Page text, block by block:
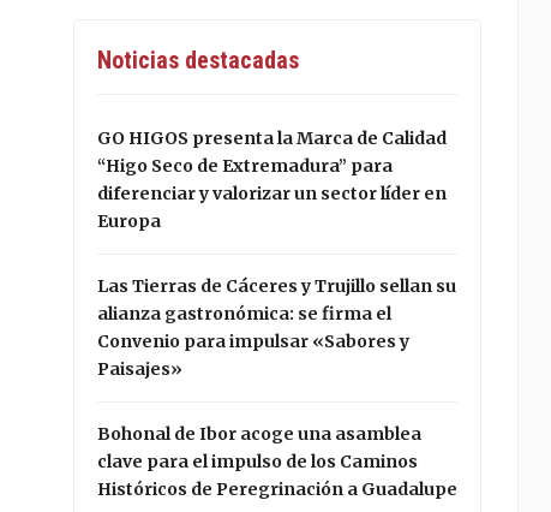
Noticias destacadas
GO HIGOS presenta la Marca de Calidad
“Higo Seco de Extremadura” para
diferenciar y valorizar un sector líder en
Europa
Las Tierras de Cáceres y Trujillo sellan su
alianza gastronómica: se firma el
Convenio para impulsar «Sabores y
Paisajes»
Bohonal de Ibor acoge una asamblea
clave para el impulso de los Caminos
Históricos de Peregrinación a Guadalupe